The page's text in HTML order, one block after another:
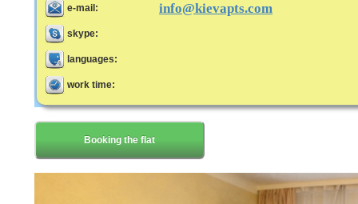
e-mail: info@kievapts.com
skype:
languages:
work time:
Booking the flat